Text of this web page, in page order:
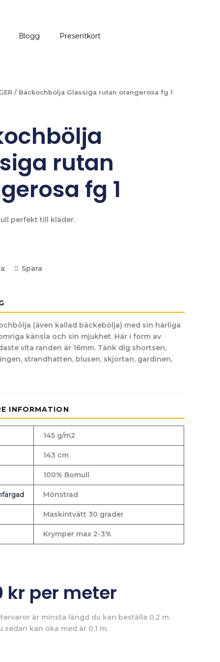
Blogg Presentkort
/ Bäckochbölja Glassiga rutan orangerosa fg 1
rutan
fg 1
perfekt till kläder.
Spara
(även kallad bäckebölja) med sin härliga
känsla och sin mjukhet. Här i form av
vita randen är 16mm. Tänk dig shortsen,
strandhatten, blusen, skjortan, gardinen,
INFORMATION
145 g/m2
143 cm
100% Bomull
Mönstrad
Maskintvätt 30 grader
Krymper max 2-3%
kr per meter
är minsta längd du kan beställa 0,2 m.
sedan kan öka med är 0,1 m.